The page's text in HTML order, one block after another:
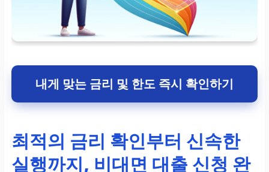
내게 맞는 금리 및 한도 즉시 확인하기
최적의 금리 확인부터 신속한
실행까지, 비대면 대출 신청 완